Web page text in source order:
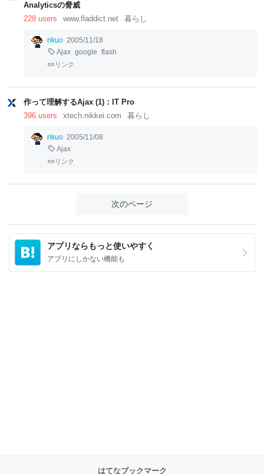
Analyticsの脅威
228 users
www.fladdict.net 暮らし
rikuo 2005/11/18
Ajax google flash
リンク
作って理解するAjax (1)：IT Pro
396 users
xtech.nikkei.com 暮らし
rikuo 2005/11/08
Ajax
リンク
次のページ
アプリならもっと使いやすく
アプリにしかない機能も
はてなブックマーク